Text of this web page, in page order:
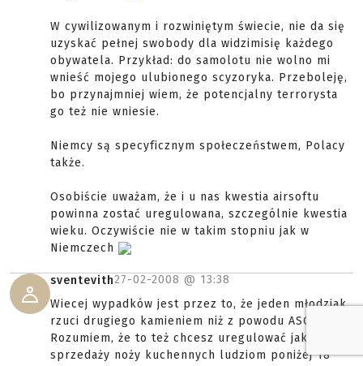
W cywilizowanym i rozwiniętym świecie, nie da się
uzyskać pełnej swobody dla widzimisię każdego
obywatela. Przykład: do samolotu nie wolno mi
wnieść mojego ulubionego scyzoryka. Przeboleję,
bo przynajmniej wiem, że potencjalny terrorysta
go też nie wniesie.
Niemcy są specyficznym społeczeństwem, Polacy
także.
Osobiście uważam, że i u nas kwestia airsoftu
powinna zostać uregulowana, szczególnie kwestia
wieku. Oczywiście nie w takim stopniu jak w
Niemczech
sventevith27-02-2008 @ 13:38
Wiecej wypadków jest przez to, że jeden młodziak
rzuci drugiego kamieniem niż z powodu ASG.
Rozumiem, że to też chcesz uregulować jak i zakaz
sprzedaży noży kuchennych ludziom poniżej 18